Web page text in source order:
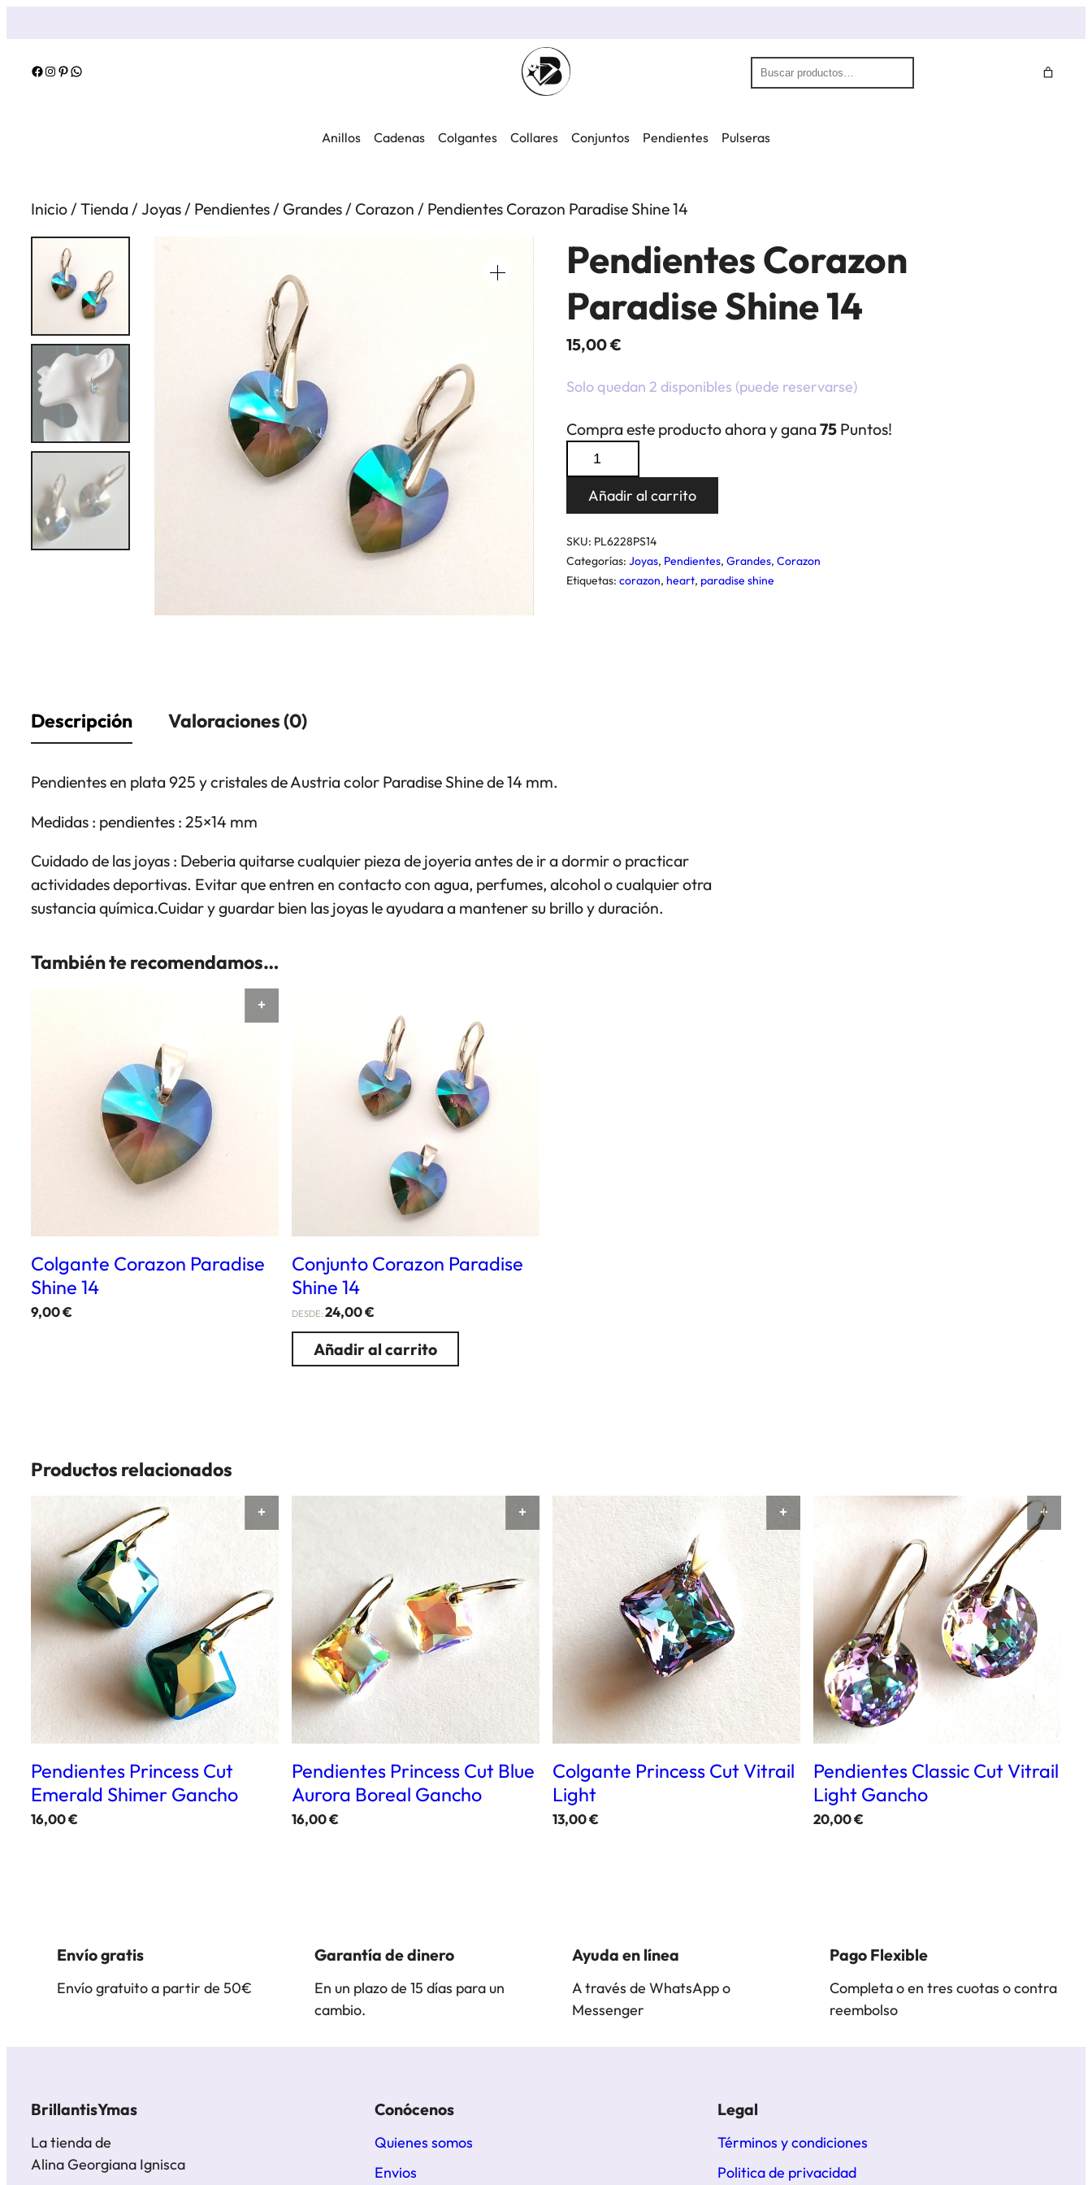
contenido
Facebook Instagram Pinterest WhatsApp
e
r
Anillos Cadenas Colgantes Collares Conjuntos Pendientes Pulseras
Inicio / Tienda / Joyas / Pendientes / Grandes / Corazon / Pendientes Corazon Paradise Shine 14
Pendientes Corazon
Paradise Shine 14
15,00€
Solo quedan 2 disponibles (puede reservarse)
Compra este producto ahora y gana75 Puntos!
Pendientes
Corazon
Paradise
14
cantidad
Añadir al carrito
SKU: PL6228PS14
Categorías:Joyas, Pendientes,Grandes,Corazon
Etiquetas:corazon, heart, paradise shine
Descripción Valoraciones (0)
Pendientes en plata 925 y cristales de Austria color Paradise Shine de 14 mm.
Medidas : pendientes : 25×14 mm
Cuidado de las joyas : Deberia quitarse cualquier pieza de joyeria antes de ir a dormir o practicar
actividades deportivas. Evitar que entren en contacto con agua, perfumes, alcohol o cualquier otra
sustancia química.Cuidar y guardar bien las joyas le ayudara a mantener su brillo y duración.
También te recomendamos…
Colgante Corazon Paradise
Shine 14
9,00€
Conjunto Corazon Paradise
Shine 14
DESDE: 24,00€
Añadir al carrito
Productos relacionados
Pendientes Princess Cut
Emerald Shimer Gancho
16,00€
Pendientes Princess Cut Blue
Aurora Boreal Gancho
16,00€
Colgante Princess Cut Vitrail
Light
13,00€
Pendientes Classic Cut Vitrail
Light Gancho
20,00€
Envío gratis
Envío gratuito a partir de 50€
Garantía de dinero
En un plazo de 15 días para un
cambio.
Ayuda en línea
A través de WhatsApp o
Messenger
Pago Flexible
Completa o en tres cuotas o contra
reembolso
BrillantisYmas
La tienda de
Alina Georgiana Ignisca
Conócenos
Quienes somos
Envios
Legal
Términos y condiciones
Politica de privacidad